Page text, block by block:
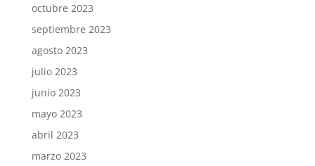
octubre 2023
septiembre 2023
agosto 2023
julio 2023
junio 2023
mayo 2023
abril 2023
marzo 2023